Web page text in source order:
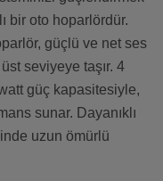
bir oto hoparlördür.
güçlü ve net ses
seviyeye taşır. 4
güç kapasitesiyle,
sunar. Dayanıklı
uzun ömürlü